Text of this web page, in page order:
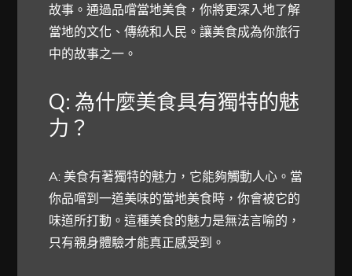
故事。通過品嚐當地美食，你將更深入地了解
當地的文化、傳統和人民。讓美食成為你旅行
中的故事之一。
Q: 為什麼美食具有獨特的魅
力？
A: 美食有著獨特的魅力，它能夠觸動人心。當
你品嚐到一道美味的當地美食時，你會被它的
味道所打動。這種美食的魅力是無法言喻的，
只有親身體驗才能真正感受到。